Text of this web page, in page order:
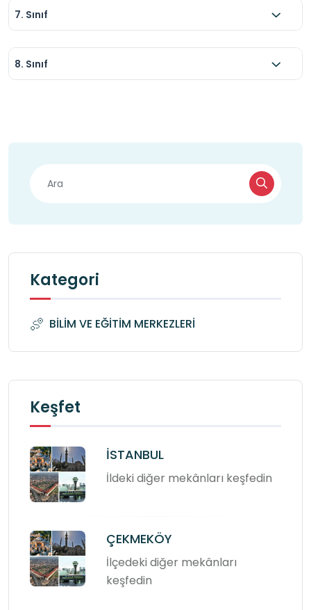
7. Sınıf
8. Sınıf
Kategori
BİLİM VE EĞİTİM MERKEZLERİ
Keşfet
İSTANBUL
İldeki diğer mekânları keşfedin
ÇEKMEKÖY
İlçedeki diğer mekânları
keşfedin